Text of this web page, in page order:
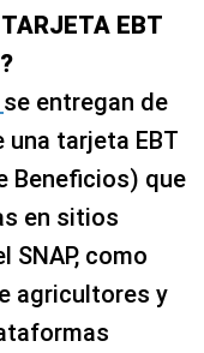
EBT
se entregan de
tarjeta EBT
Beneficios) que
en sitios
SNAP, como
agricultores y